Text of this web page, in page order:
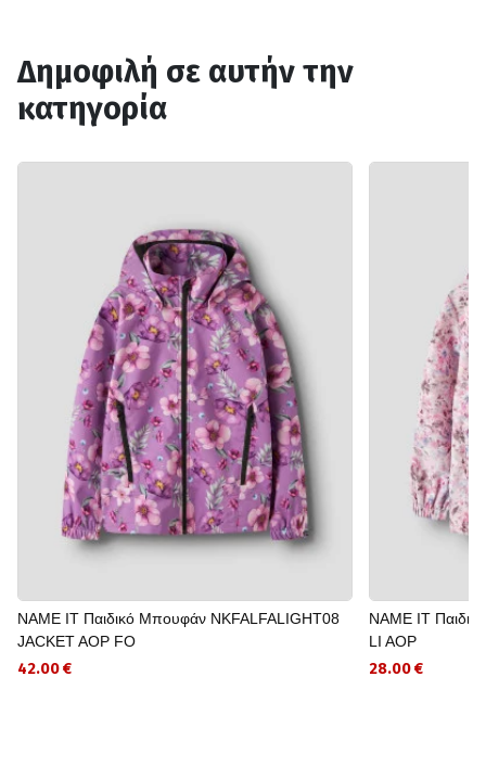
Δημοφιλή σε αυτήν την
κατηγορία
NAME IT Παιδικό Μπουφάν NKFALFALIGHT08
JACKET AOP FO
42.00 €
NAME IT
LI AOP
28.00 €